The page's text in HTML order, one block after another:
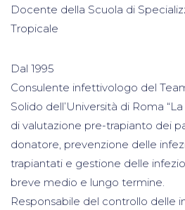
Docente della Scuola di
Tropicale
Dal 1995
Consulente infettivologo del
Solido dell’Università di Roma
di valutazione pre-trapianto dei
donatore, prevenzione delle
trapiantati e gestione delle
breve medio e lungo termine.
Responsabile del controllo delle